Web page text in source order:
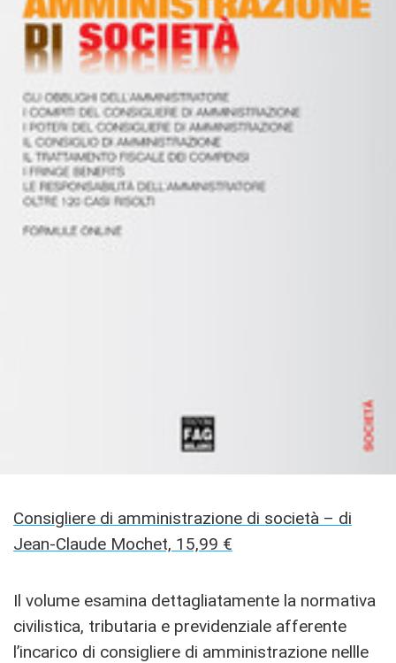
Consigliere di amministrazione di società – di
Jean-Claude Mochet, 15,99 €
Il volume esamina dettagliatamente la normativa
civilistica, tributaria e previdenziale afferente
l’incarico di consigliere di amministrazione nellle